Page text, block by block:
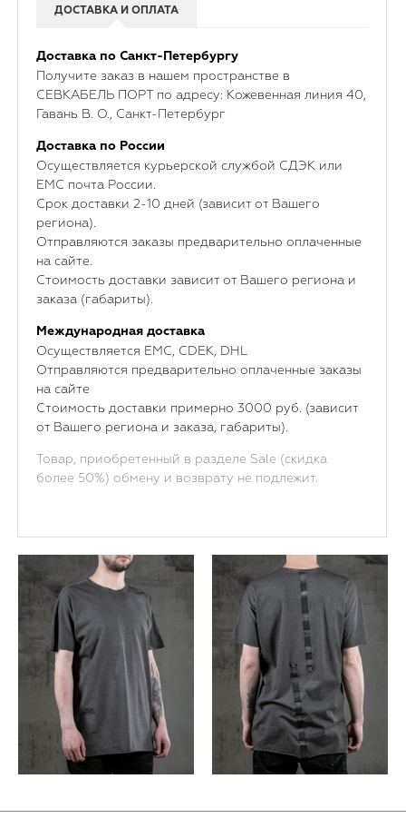
ДОСТАВКА И ОПЛАТА
Доставка по Санкт-Петербургу
Получите заказ в нашем пространстве в
СЕВКАБЕЛЬ ПОРТ по адресу: Кожевенная линия 40,
Гавань В. О., Санкт-Петербург
Доставка по России
Осуществляется курьерской службой СДЭК или
ЕМС почта России.
Срок доставки 2-10 дней (зависит от Вашего
региона).
Отправляются заказы предварительно оплаченные
на сайте.
Стоимость доставки зависит от Вашего региона и
заказа (габариты).
Международная доставка
Осуществляется ЕМС, CDEK, DHL
Отправляются предварительно оплаченные заказы
на сайте
Стоимость доставки примерно 3000 руб. (зависит
от Вашего региона и заказа, габариты).
Товар, приобретенный в разделе Sale (скидка
более 50%) обмену и возврату не подлежит.